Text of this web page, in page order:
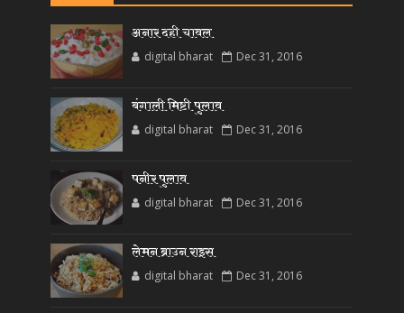
अनार दही चावल
digital bharat Dec 31, 2016
बंगाली मिष्टी पुलाव
digital bharat Dec 31, 2016
पनीर पुलाव
digital bharat Dec 31, 2016
लेमन ब्राउन राइस
digital bharat Dec 31, 2016